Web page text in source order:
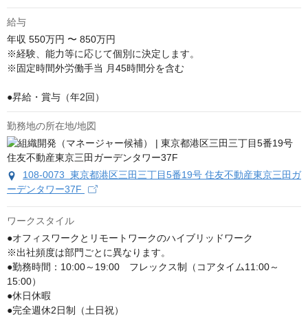
給与
年収 550万円 〜 850万円
※経験、能力等に応じて個別に決定します。
※固定時間外労働手当 月45時間分を含む
●昇給・賞与（年2回）
勤務地の所在地/地図
108-0073 東京都港区三田三丁目5番19号 住友不動産東京三田ガ
ーデンタワー37F
ワークスタイル
●オフィスワークとリモートワークのハイブリッドワーク
※出社頻度は部門ごとに異なります。
●勤務時間：10:00～19:00　フレックス制（コアタイム11:00～
15:00）
●休日休暇
●完全週休2日制（土日祝）